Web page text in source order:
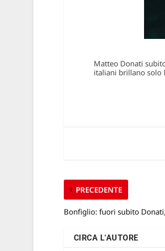
Matteo Donati
italiani brillano solo
PRECEDENTE
Bonfiglio: fuori subito
CIRCA L'AUTORE